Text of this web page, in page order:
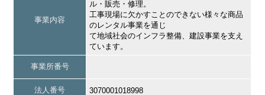
事業内容
ル・販売・修理。
工事現場に欠かすことのできない様々な商品
のレンタル事業を通じ
て地域社会のインフラ整備、建設事業を支え
ています。
事業所番号
法人番号 3070001018998